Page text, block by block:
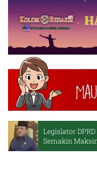
Legislator
Semakin